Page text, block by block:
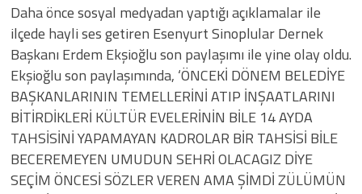
Daha önce sosyal medyadan yaptığı açıklamalar ile
ilçede hayli ses getiren Esenyurt Sinoplular Dernek
Başkanı Erdem Ekşioğlu son paylaşımı ile yine olay oldu.
Ekşioğlu son paylaşımında, ‘ÖNCEKİ DÖNEM BELEDİYE
BAŞKANLARININ TEMELLERİNİ ATIP İNŞAATLARINI
BİTİRDİKLERİ KÜLTÜR EVELERİNİN BİLE 14 AYDA
TAHSİSİNİ YAPAMAYAN KADROLAR BİR TAHSİSİ BİLE
BECEREMEYEN UMUDUN SEHRİ OLACAGIZ DİYE
SEÇİM ÖNCESİ SÖZLER VEREN AMA ŞİMDİ ZÜLÜMÜN